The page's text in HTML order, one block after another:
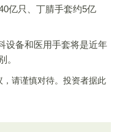
亿只、丁腈手套约5亿
备和医用手套将是近年
。
请谨慎对待。投资者据此